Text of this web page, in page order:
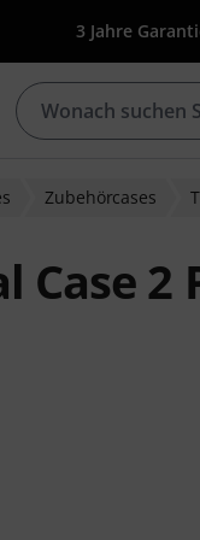
3 Jahre
Zubehörcases
Case 2